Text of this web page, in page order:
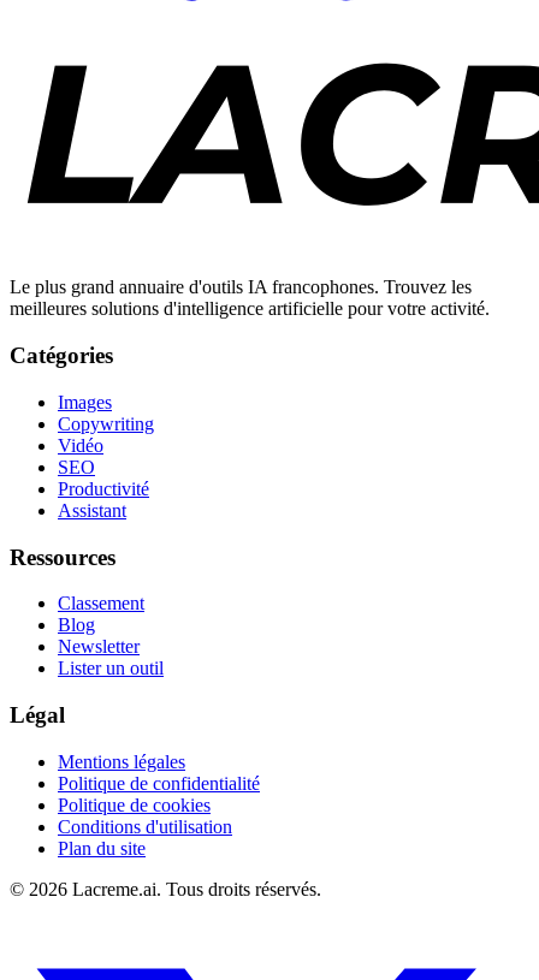
Le plus grand annuaire d'outils IA francophones. Trouvez les
meilleures solutions d'intelligence artificielle pour votre activité.
Catégories
Images
Copywriting
Vidéo
SEO
Productivité
Assistant
Ressources
Classement
Blog
Newsletter
Lister un outil
Légal
Mentions légales
Politique de confidentialité
Politique de cookies
Conditions d'utilisation
Plan du site
© 2026 Lacreme.ai. Tous droits réservés.